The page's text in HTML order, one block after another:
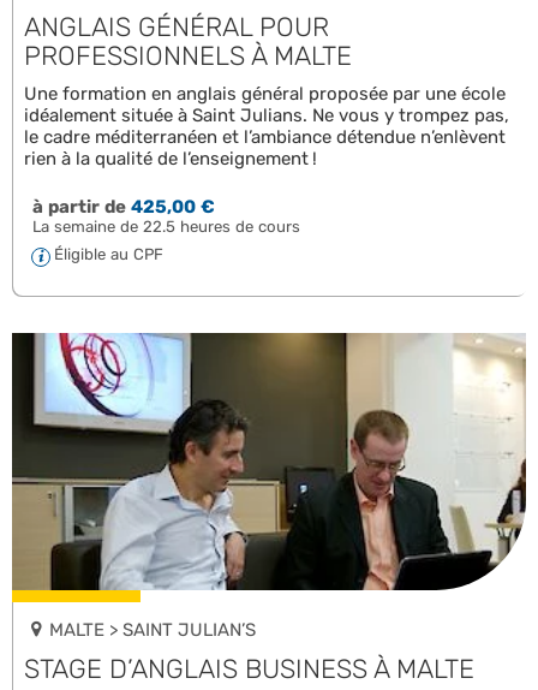
ANGLAIS GÉNÉRAL POUR
PROFESSIONNELS À MALTE
Une formation en anglais général proposée par une école
idéalement située à Saint Julians. Ne vous y trompez pas,
le cadre méditerranéen et l’ambiance détendue n’enlèvent
rien à la qualité de l’enseignement !
à partir de425,00 €
La semaine de 22.5 heures de cours
Éligible au CPF
MALTE > SAINT JULIAN’S
STAGE D’ANGLAIS BUSINESS À MALTE